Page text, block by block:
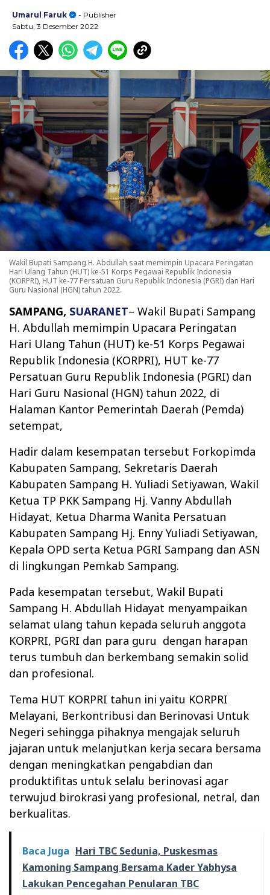
Umarul Faruk
- Publisher
Sabtu, 3 Desember 2022
Wakil Bupati Sampang H. Abdullah saat memimpin Upacara Peringatan
Hari Ulang Tahun (HUT) ke-51 Korps Pegawai Republik Indonesia
(KORPRI), HUT ke-77 Persatuan Guru Republik Indonesia (PGRI) dan Hari
Guru Nasional (HGN) tahun 2022.
SAMPANG, SUARANET– Wakil Bupati Sampang
H. Abdullah memimpin Upacara Peringatan
Hari Ulang Tahun (HUT) ke-51 Korps Pegawai
Republik Indonesia (KORPRI), HUT ke-77
Persatuan Guru Republik Indonesia (PGRI) dan
Hari Guru Nasional (HGN) tahun 2022, di
Halaman Kantor Pemerintah Daerah (Pemda)
setempat,
Hadir dalam kesempatan tersebut Forkopimda
Kabupaten Sampang, Sekretaris Daerah
Kabupaten Sampang H. Yuliadi Setiyawan, Wakil
Ketua TP PKK Sampang Hj. Vanny Abdullah
Hidayat, Ketua Dharma Wanita Persatuan
Kabupaten Sampang Hj. Enny Yuliadi Setiyawan,
Kepala OPD serta Ketua PGRI Sampang dan ASN
di lingkungan Pemkab Sampang.
Pada kesempatan tersebut, Wakil Bupati
Sampang H. Abdullah Hidayat menyampaikan
selamat ulang tahun kepada seluruh anggota
KORPRI, PGRI dan para guru dengan harapan
terus tumbuh dan berkembang semakin solid
dan profesional.
Tema HUT KORPRI tahun ini yaitu KORPRI
Melayani, Berkontribusi dan Berinovasi Untuk
Negeri sehingga pihaknya mengajak seluruh
jajaran untuk melanjutkan kerja secara bersama
dengan meningkatkan pengabdian dan
produktifitas untuk selalu berinovasi agar
terwujud birokrasi yang profesional, netral, dan
berkualitas.
Baca Juga Hari TBC Sedunia, Puskesmas
Kamoning Sampang Bersama Kader Yabhysa
Lakukan Pencegahan Penularan TBC